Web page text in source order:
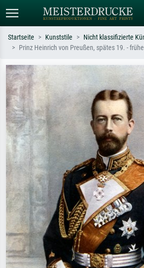
Suchen Sie nach Künstlern, Werktiteln
oder Stilen – z.B. Monet,
Sternennacht, Impressionismus, Welle
Hokusai, Akt.
Wiese,
Startseite Kunststile Nicht klassifizierte
Prinz Heinrich von Preußen, spätes 19. -